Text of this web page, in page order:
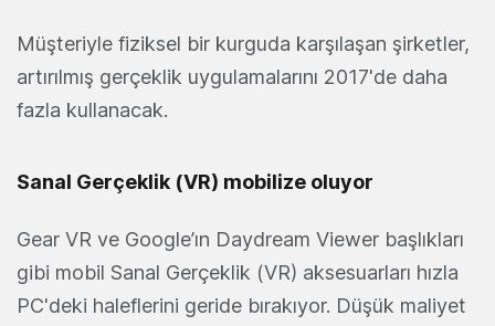
Müşteriyle fiziksel bir kurguda karşılaşan şirketler,
artırılmış gerçeklik uygulamalarını 2017'de daha
fazla kullanacak.
Sanal Gerçeklik (VR) mobilize oluyor
Gear VR ve Google’ın Daydream Viewer başlıkları
gibi mobil Sanal Gerçeklik (VR) aksesuarları hızla
PC'deki haleflerini geride bırakıyor. Düşük maliyet